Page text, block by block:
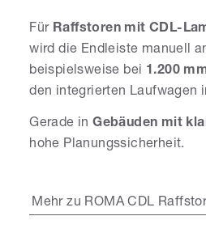
Für Raffstoren mit CDL-
wird die Endleiste manuell
beispielsweise bei 1.200
den integrierten Laufwagen
Gerade inGebäuden mit
hohe Planungssicherheit.
Mehr zu ROMA CDL